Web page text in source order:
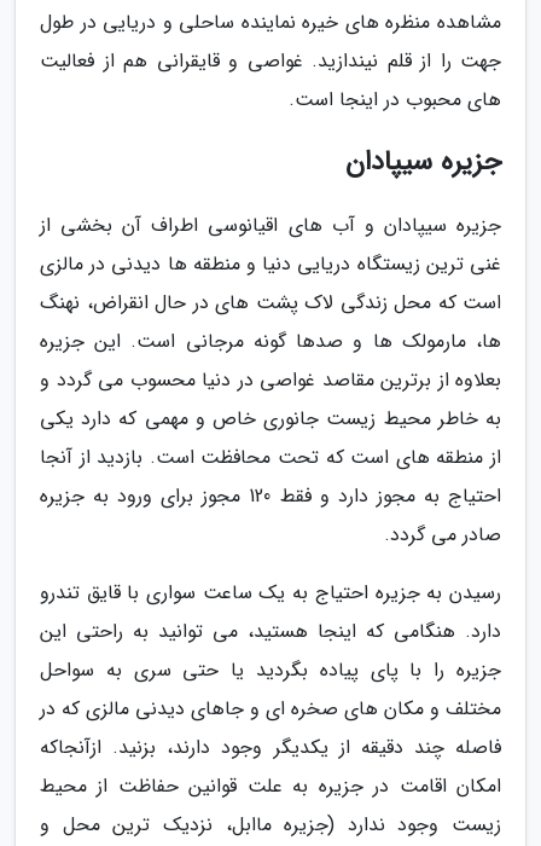
مشاهده منظره های خیره نماینده ساحلی و دریایی در طول
جهت را از قلم نیندازید. غواصی و قایقرانی هم از فعالیت
های محبوب در اینجا است.
جزیره سیپادان
جزیره سیپادان و آب های اقیانوسی اطراف آن بخشی از
غنی ترین زیستگاه دریایی دنیا و منطقه ها دیدنی در مالزی
است که محل زندگی لاک پشت های در حال انقراض، نهنگ
ها، مارمولک ها و صدها گونه مرجانی است. این جزیره
بعلاوه از برترین مقاصد غواصی در دنیا محسوب می گردد و
به خاطر محیط زیست جانوری خاص و مهمی که دارد یکی
از منطقه های است که تحت محافظت است. بازدید از آنجا
احتیاج به مجوز دارد و فقط 120 مجوز برای ورود به جزیره
صادر می گردد.
رسیدن به جزیره احتیاج به یک ساعت سواری با قایق تندرو
دارد. هنگامی که اینجا هستید، می توانید به راحتی این
جزیره را با پای پیاده بگردید یا حتی سری به سواحل
مختلف و مکان های صخره ای و جاهای دیدنی مالزی که در
فاصله چند دقیقه از یکدیگر وجود دارند، بزنید. ازآنجاکه
امکان اقامت در جزیره به علت قوانین حفاظت از محیط
زیست وجود ندارد (جزیره ماابل، نزدیک ترین محل و